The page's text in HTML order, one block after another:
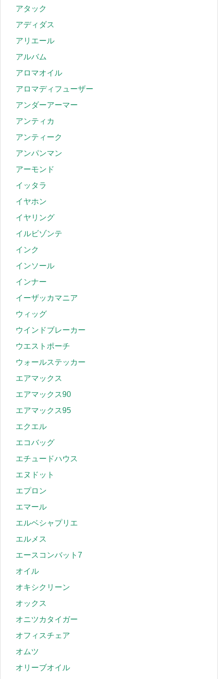
アタック
アディダス
アリエール
アルバム
アロマオイル
アロマディフューザー
アンダーアーマー
アンティカ
アンティーク
アンパンマン
アーモンド
イッタラ
イヤホン
イヤリング
イルビゾンテ
インク
インソール
インナー
イーザッカマニア
ウィッグ
ウインドブレーカー
ウエストポーチ
ウォールステッカー
エアマックス
エアマックス90
エアマックス95
エクエル
エコバッグ
エチュードハウス
エヌドット
エプロン
エマール
エルベシャプリエ
エルメス
エースコンバット7
オイル
オキシクリーン
オックス
オニツカタイガー
オフィスチェア
オムツ
オリーブオイル